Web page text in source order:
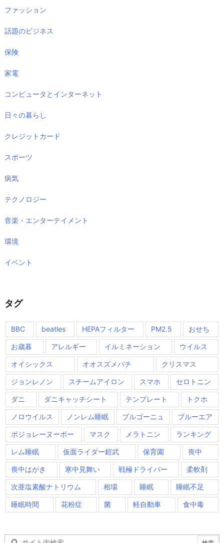
ファッション
話題のビジネス
保険
家電
コンピュータとインターネット
日々の暮らし
クレジットカード
スポーツ
病気
テクノロジー
音楽・エンターテイメント
環境
イベント
タグ
BBC beatles HEPAフィルター PM2.5 おせち
お歳暮 アレルギー イルミネーション ウイルス
オイシックス オオスズメバチ クリスマス
ジョンレノン スチームアイロン スマホ セロトニン
ダニ ダニキャッチシート テンプレート トクホ
ノロウイルス ノンレム睡眠 ブルゴーニュ ブルーエア
ボジョレーヌーボー マスク メラトニン ランキング
レム睡眠 仮面ライダー鎧武 保育園 喪中
喪中はがき 寒中見舞い 戦極ドライバー 柔軟剤
次亜塩素酸ナトリウム 相場 睡眠 睡眠不足
睡眠時間 花粉症 菌 軽自動車 食中毒